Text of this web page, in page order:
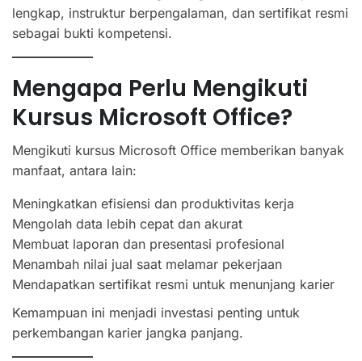
lengkap, instruktur berpengalaman, dan sertifikat resmi
sebagai bukti kompetensi.
Mengapa Perlu Mengikuti
Kursus Microsoft Office?
Mengikuti kursus Microsoft Office memberikan banyak
manfaat, antara lain:
Meningkatkan efisiensi dan produktivitas kerja
Mengolah data lebih cepat dan akurat
Membuat laporan dan presentasi profesional
Menambah nilai jual saat melamar pekerjaan
Mendapatkan sertifikat resmi untuk menunjang karier
Kemampuan ini menjadi investasi penting untuk
perkembangan karier jangka panjang.